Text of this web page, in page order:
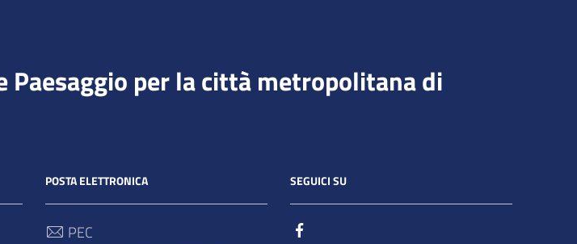
per la città metropolitana di
POSTA ELETTRONICA
PEC
SEGUICI SU